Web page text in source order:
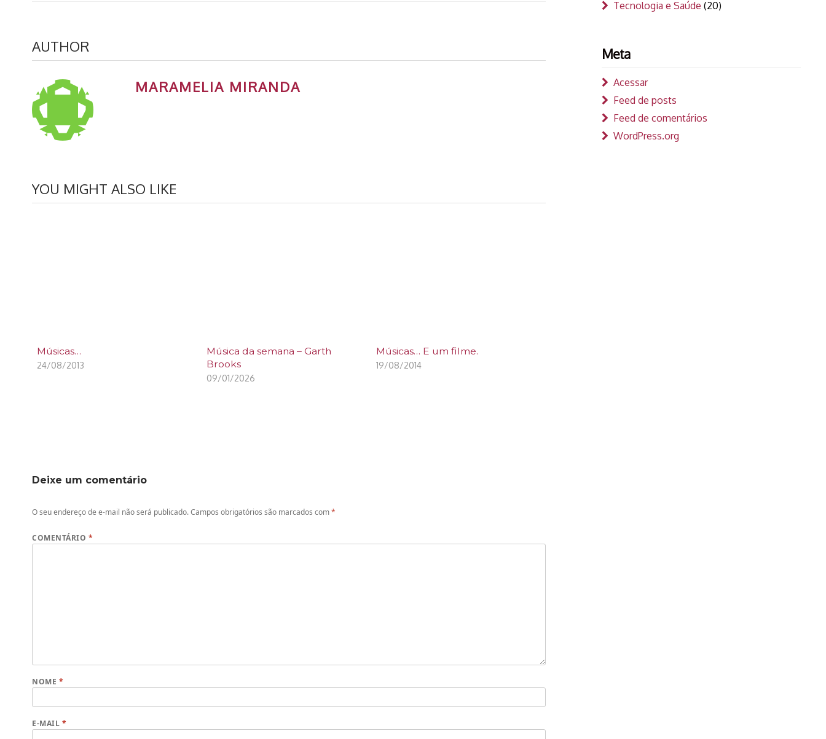
AUTHOR
MARAMELIA MIRANDA
YOU MIGHT ALSO LIKE
Músicas…
24/08/2013
Música da semana – Garth
Brooks
09/01/2026
Músicas… E um filme.
19/08/2014
Deixe um comentário
O seu endereço de e-mail não será publicado.Campos obrigatórios são marcados com*
COMENTÁRIO *
NOME *
E-MAIL *
Tecnologia e Saúde (20)
Meta
Acessar
Feed de posts
Feed de comentários
WordPress.org